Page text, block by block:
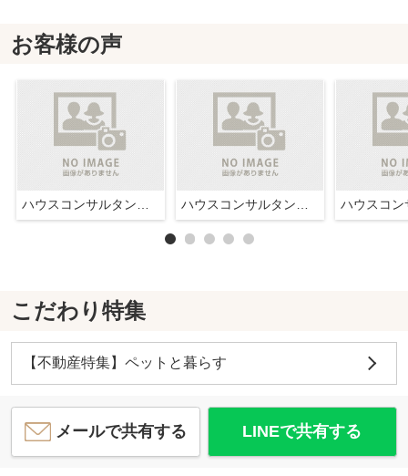
お客様の声
こだわり特集
【不動産特集】ペットと暮らす
メールで共有する LINEで共有する